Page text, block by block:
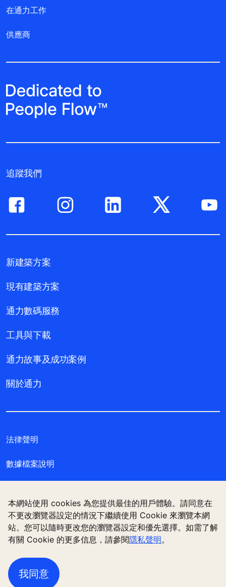
本網站使用 cookies 為您提供最佳的用戶體驗。請同意在
不更改瀏覽器設定的情況下繼續使用 Cookie 來瀏覽本網
站。您可以隨時更改您的瀏覽器設定和優先選擇。如需了解
有關 Cookie 的更多信息，請參閱隱私聲明。
我同意
在通力工作
供應商
追蹤我們
新建築方案
現有建築方案
通力數碼服務
工具與下載
通力故事及成功案例
關於通力
法律聲明
數據檔案說明
管理 Cookie 偏好設定
通力電梯（香港）有限公司，香港九龍觀塘偉業街 180